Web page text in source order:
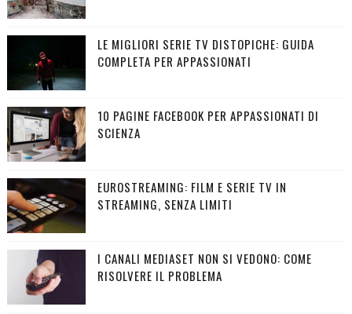
LE MIGLIORI SERIE TV DISTOPICHE: GUIDA
COMPLETA PER APPASSIONATI
10 PAGINE FACEBOOK PER APPASSIONATI DI
SCIENZA
EUROSTREAMING: FILM E SERIE TV IN
STREAMING, SENZA LIMITI
I CANALI MEDIASET NON SI VEDONO: COME
RISOLVERE IL PROBLEMA